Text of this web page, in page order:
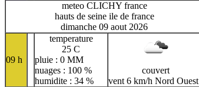
meteo CLICHY france
hauts de seine ile de france
dimanche 09 aout 2026
09 h
temperature
25 C
pluie : 0 MM
nuages : 100 %
humidite : 34 %
couvert
vent 6 km/h Nord Ouest